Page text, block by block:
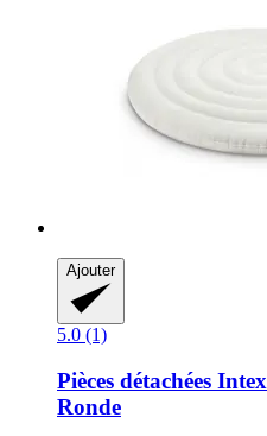
Ajouter
5.0 (1)
Pièces détachées Intex
Ronde